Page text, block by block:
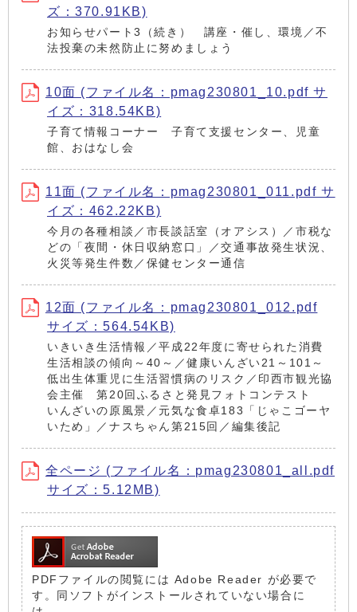
ズ：370.91KB)
お知らせパート3（続き） 講座・催し、環境／不
法投棄の未然防止に努めましょう
10面 (ファイル名：pmag230801_10.pdf サ
イズ：318.54KB)
子育て情報コーナー 子育て支援センター、児童
館、おはなし会
11面 (ファイル名：pmag230801_011.pdf サ
イズ：462.22KB)
今月の各種相談／市長談話室（オアシス）／市税な
どの「夜間・休日収納窓口」／交通事故発生状況、
火災等発生件数／保健センター通信
12面 (ファイル名：pmag230801_012.pdf
サイズ：564.54KB)
いきいき生活情報／平成22年度に寄せられた消費
生活相談の傾向～40～／健康いんざい21～101～
低出生体重児に生活習慣病のリスク／印西市観光協
会主催 第20回ふるさと発見フォトコンテスト
いんざいの原風景／元気な食卓183「じゃこゴーヤ
いため」／ナスちゃん第215回／編集後記
全ページ (ファイル名：pmag230801_all.pdf
サイズ：5.12MB)
PDFファイルの閲覧には Adobe Reader が必要で
す。同ソフトがインストールされていない場合に